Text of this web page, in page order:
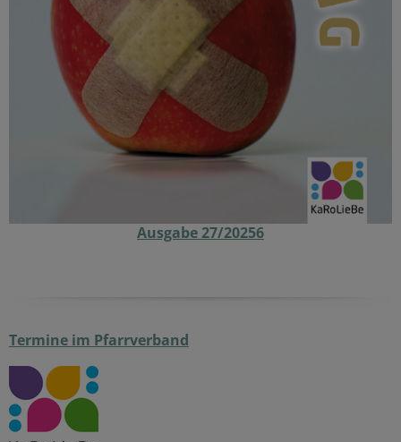
Ausgabe 27/20256
Termine im Pfarrverband